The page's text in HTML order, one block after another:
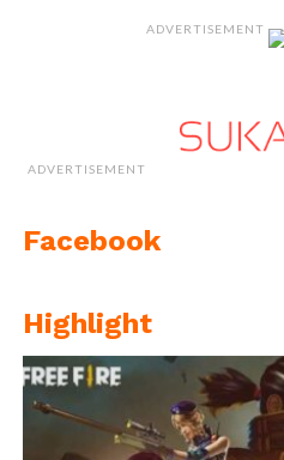
ADVERTISEMENT
ADVERTISEMENT
Facebook
Highlight